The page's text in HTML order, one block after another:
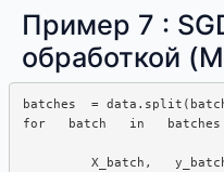
Пример 7 :
обработкой
batches  =
for   batch   in
X_batch,